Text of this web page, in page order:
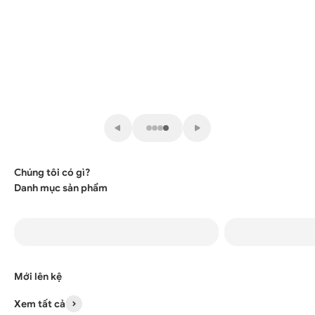
Giải pháp tiết kiệm
Áp dụng 1/6-30/6
Group Zalo
Chúng tôi có gì?
Xem tất cả